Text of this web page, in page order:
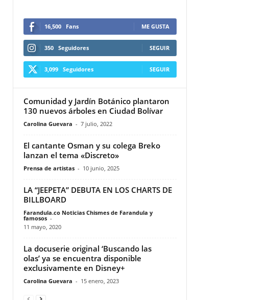
16,500 Fans ME GUSTA
350 Seguidores SEGUIR
3,099 Seguidores SEGUIR
Comunidad y Jardín Botánico plantaron
130 nuevos árboles en Ciudad Bolívar
Carolina Guevara - 7 julio, 2022
El cantante Osman y su colega Breko
lanzan el tema «Discreto»
Prensa de artistas - 10 junio, 2025
LA “JEEPETA” DEBUTA EN LOS CHARTS DE
BILLBOARD
Farandula.co Noticias Chismes de Farandula y
famosos -
11 mayo, 2020
La docuserie original ‘Buscando las
olas’ ya se encuentra disponible
exclusivamente en Disney+
Carolina Guevara - 15 enero, 2023